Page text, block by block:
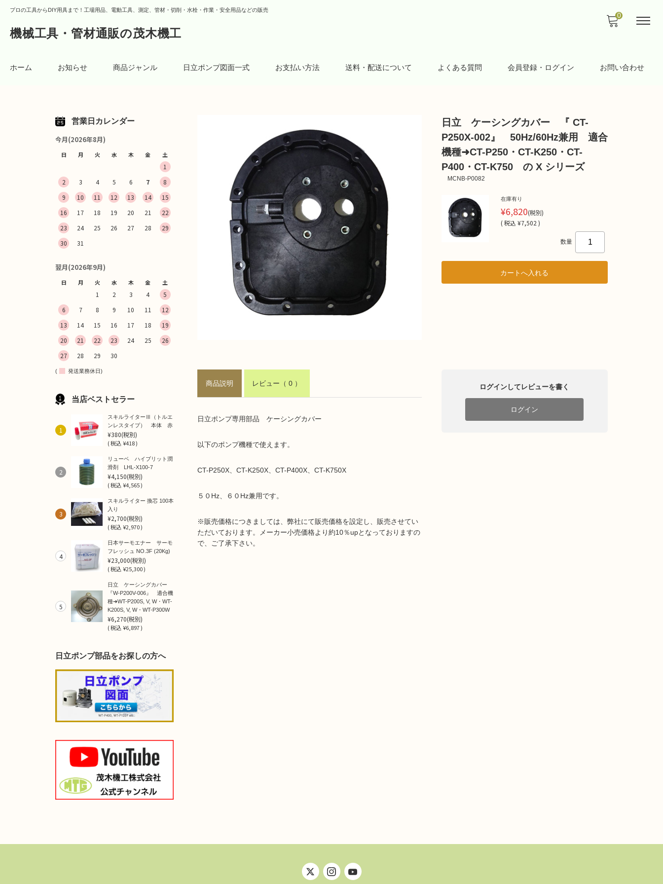
プロの工具からDIY用具まで！工場用品、電動工具、測定、管材・切削・水栓・作業・安全用品などの販売
機械工具・管材通販の茂木機工
ホーム お知らせ 商品ジャンル 日立ポンプ図面一式 お支払い方法 送料・配送について よくある質問 会員登録・ログイン お問い合わせ
0
日立 ケーシングカバー 『 CT-
P250X-002』 50Hz/60Hz兼用 適合
機種➜CT-P250・CT-K250・CT-
P400・CT-K750 の X シリーズ
MCNB-P0082
在庫有り
¥6,820(税別)
(税込 ¥7,502 )
数量
商品説明 レビュー （ 0 ）
日立ポンプ専用部品 ケーシングカバー
以下のポンプ機種で使えます。
CT-P250X、CT-K250X、CT-P400X、CT-K750X
５０Hz、６０Hz兼用です。
※販売価格につきましては、弊社にて販売価格を設定し、販売させてい
ただいております。メーカー小売価格より約10％upとなっておりますの
で、ご了承下さい。
ログインしてレビューを書く
ログイン
営業日カレンダー
今月(2026年8月)
日 月 火 水 木 金 土
1
2
3 4 5 6 7
8
9
10 11 12 13 14
15
16
17 18 19 20 21
22
23
24 25 26 27 28
29
30
31
翌月(2026年9月)
日 月 火 水 木 金 土
1 2 3 4
5
6
7 8 9 10 11
12
13
14 15 16 17 18
19
20
21 22 23 24 25
26
27
28 29 30
( 発送業務休日)
当店ベストセラー
1
スキルライターⅢ（トルエ
ンレスタイプ） 本体 赤
¥380(税別)
(税込¥418 )
2
リューベ ハイブリット潤
滑剤 LHL-X100-7
¥4,150(税別)
(税込¥4,565 )
3
スキルライター 換芯 100本
入り
¥2,700(税別)
(税込¥2,970 )
4
日本サーモエナー サーモ
フレッシュ NO.3F (20Kg)
¥23,000(税別)
(税込¥25,300 )
5
日立 ケーシングカバー
『W-P200V-006』 適合機
種➜WT-P200S, V, W・WT-
K200S, V, W・WT-P300W
¥6,270(税別)
(税込¥6,897 )
日立ポンプ部品をお探しの方へ